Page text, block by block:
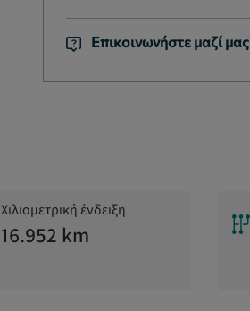
Επικοινωνήστε μαζί μας
Χιλιομετρική ένδειξη
16.952 km